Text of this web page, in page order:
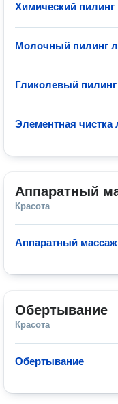
Химический пилинг
Молочный пилинг
Гликолевый
Элементная чистка
Аппаратный
Красота
Аппаратный массаж
Обертывание
Красота
Обертывание